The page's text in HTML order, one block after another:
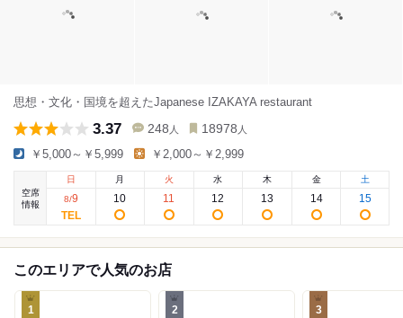
思想・文化・国境を超えたJapanese IZAKAYA restaurant
3.37 248 人 18978 人
￥5,000～￥5,999 ￥2,000～￥2,999
空席
情報
日
8/9
月
10
火
11
水
12
木
13
金
14
土
15
このエリアで人気のお店
1 2 3